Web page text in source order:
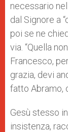
necessario
dal Signore a
poi se ne
via. “Quella
Francesco,
grazia, devi
fatto Abramo,
Gesù stesso
insistenza,